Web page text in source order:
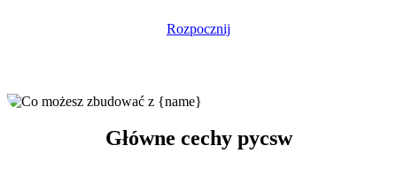
Rozpocznij
Główne cechy pycsw